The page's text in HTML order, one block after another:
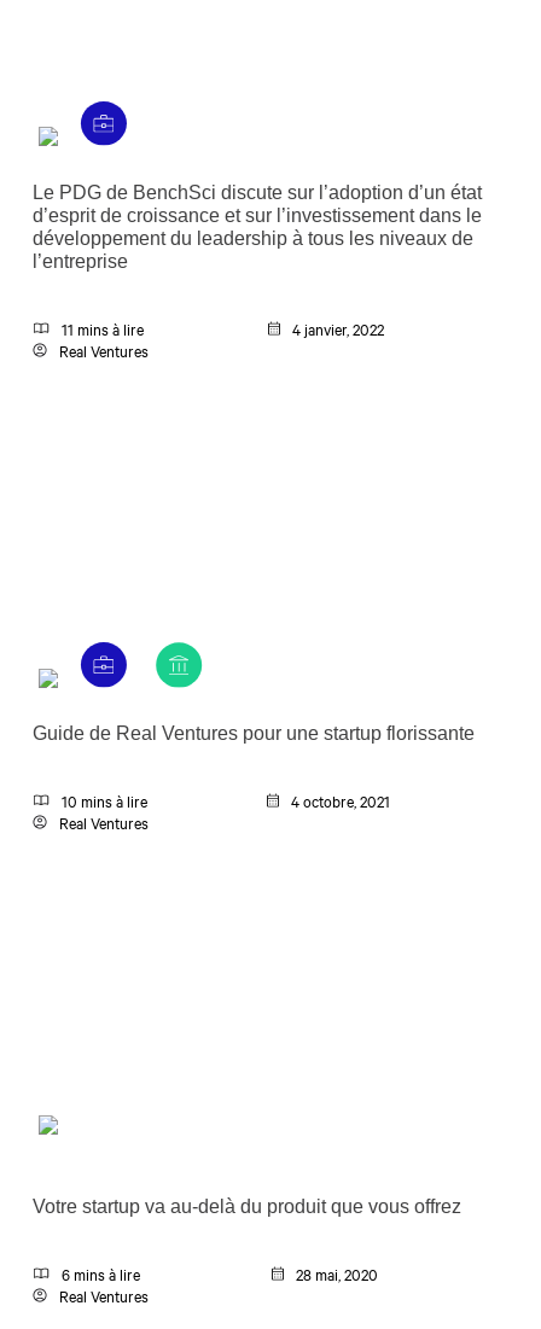
Le PDG de BenchSci discute sur l’adoption d’un état
d’esprit de croissance et sur l’investissement dans le
développement du leadership à tous les niveaux de
l’entreprise
11 mins à lire
4 janvier, 2022
Real Ventures
Guide de Real Ventures pour une startup florissante
10 mins à lire
4 octobre, 2021
Real Ventures
Votre startup va au-delà du produit que vous offrez
6 mins à lire
28 mai, 2020
Real Ventures